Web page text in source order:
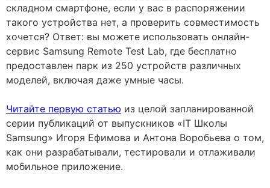
складном смартфоне, если у вас в распоряжении
такого устройства нет, а проверить совместимость
хочется? Ответ: вы можете использовать онлайн-
сервис Samsung Remote Test Lab, где бесплатно
предоставлен парк из 250 устройств различных
моделей, включая даже умные часы.
Читайте первую статью из целой запланированной
серии публикаций от выпускников «IT Школы
Samsung» Игоря Ефимова и Антона Воробьева о том,
как они разрабатывали, тестировали и отлаживали
мобильное приложение.